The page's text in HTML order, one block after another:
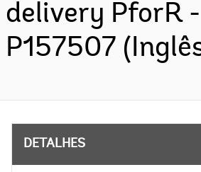
delivery PforR -
P157507
DETALHES